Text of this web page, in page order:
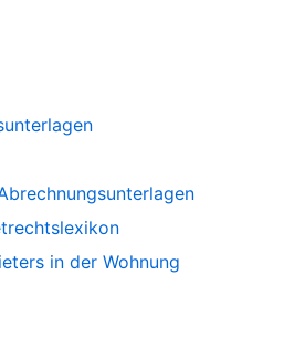
in der Wohnung